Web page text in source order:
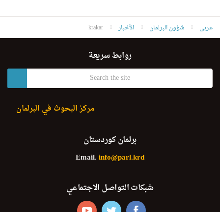
عربى شؤون البرلمان الأخبار krakar
روابط سريعة
مركز البحوث في البرلمان
برلمان كوردستان
Email.info@parl.krd
شبكات التواصل الاجتماعي